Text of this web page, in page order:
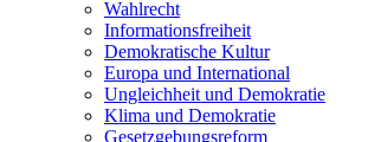
Wahlrecht
Informationsfreiheit
Demokratische Kultur
Europa und International
Ungleichheit und Demokratie
Klima und Demokratie
Gesetzgebungsreform